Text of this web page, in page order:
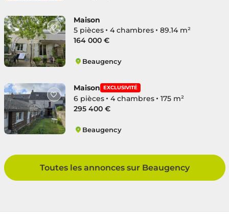
Maison
5 pièces
4 chambres
89.14 m²
164 000 €
Beaugency
Maison EXCLUSIVITÉ
6 pièces 4 chambres
175 m²
295 400 €
Beaugency
Toutes les annonces sur Beaugency